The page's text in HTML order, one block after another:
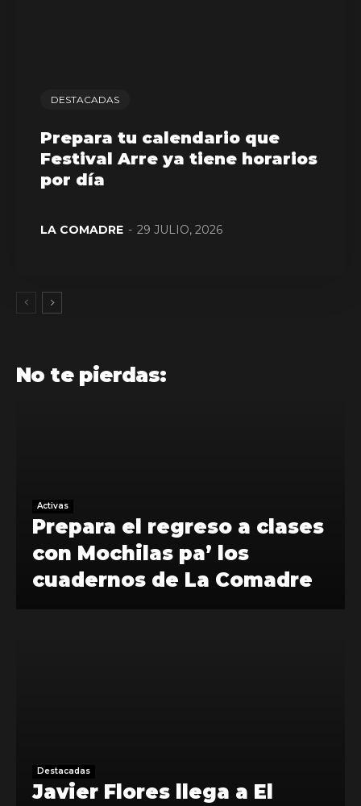
DESTACADAS
Prepara tu calendario que
Festival Arre ya tiene horarios
por día
LA COMADRE - 29 JULIO, 2026
No te pierdas:
Activas
Prepara el regreso a clases
con Mochilas pa’ los
cuadernos de La Comadre
Destacadas
Javier Flores llega a El